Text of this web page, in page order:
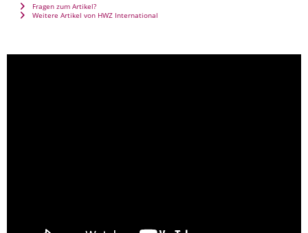
Fragen zum Artikel?
Weitere Artikel von HWZ International